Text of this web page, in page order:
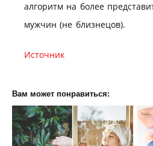
алгоритм на более
мужчин (не близнецов).
Источник
Вам может понравиться: